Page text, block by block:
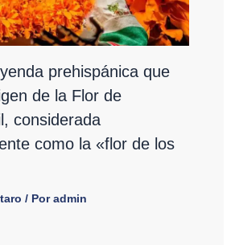
prehispánica que
de la Flor de
considerada
como la «flor de los
/ Poradmin